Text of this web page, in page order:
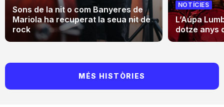
Sons de la nit o com Banyeres de
Mariola ha recuperat la seua nit de
rock
NOTÍCIES
L’Aúpa
dotze anys
MÉS HISTÒRIES